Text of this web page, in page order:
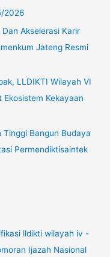
2026
Akselerasi Karir
Jateng Resmi
LLDIKTI Wilayah VI
Kekayaan
Tinggi Bangun Budaya
Permendiktisaintek
lldikti wilayah iv -
Ijazah Nasional